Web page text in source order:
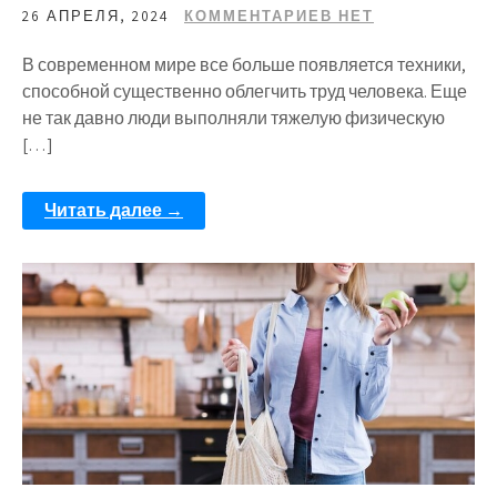
26 АПРЕЛЯ, 2024 КОММЕНТАРИЕВ НЕТ
В современном мире все больше появляется техники,
способной существенно облегчить труд человека. Еще
не так давно люди выполняли тяжелую физическую
[…]
Читать далее →